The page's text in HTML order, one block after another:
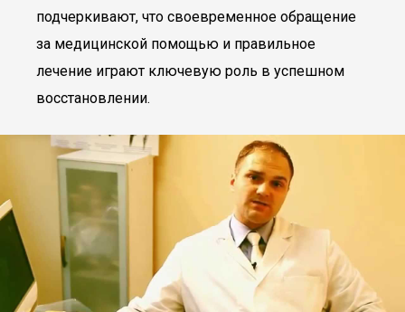
подчеркивают, что своевременное обращение
за медицинской помощью и правильное
лечение играют ключевую роль в успешном
восстановлении.